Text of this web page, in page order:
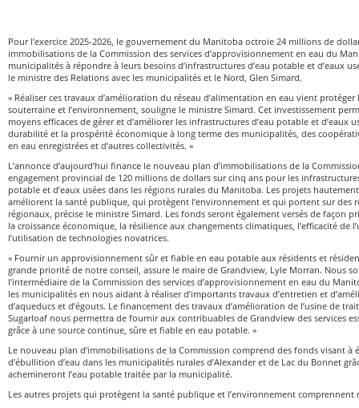
Pour l’exercice 2025-2026, le gouvernement du Manitoba octroie 24 millions de
immobilisations de la Commission des services d’approvisionnement en eau du
municipalités à répondre à leurs besoins d’infrastructures d’eau potable et d’eaux
le ministre des Relations avec les municipalités et le Nord, Glen Simard.
« Réaliser ces travaux d’amélioration du réseau d’alimentation en eau vient protéger
souterraine et l’environnement, souligne le ministre Simard. Cet investissement
moyens efficaces de gérer et d’améliorer les infrastructures d’eau potable et d’eaux
durabilité et la prospérité économique à long terme des municipalités, des
en eau enregistrées et d’autres collectivités. »
L’annonce d’aujourd’hui finance le nouveau plan d’immobilisations de la
engagement provincial de 120 millions de dollars sur cinq ans pour les
potable et d’eaux usées dans les régions rurales du Manitoba. Les projets
améliorent la santé publique, qui protègent l’environnement et qui portent sur des
régionaux, précise le ministre Simard. Les fonds seront également versés de façon
la croissance économique, la résilience aux changements climatiques, l’efficacité de
l’utilisation de technologies novatrices.
« Fournir un approvisionnement sûr et fiable en eau potable aux résidents et
grande priorité de notre conseil, assure le maire de Grandview, Lyle Morran. Nous
l’intermédiaire de la Commission des services d’approvisionnement en eau du
les municipalités en nous aidant à réaliser d’importants travaux d’entretien et
d’aqueducs et d’égouts. Le financement des travaux d’amélioration de l’usine de
Sugarloaf nous permettra de fournir aux contribuables de Grandview des services
grâce à une source continue, sûre et fiable en eau potable. »
Le nouveau plan d’immobilisations de la Commission comprend des fonds visant à
d’ébullition d’eau dans les municipalités rurales d’Alexander et de Lac du Bonnet
achemineront l’eau potable traitée par la municipalité.
Les autres projets qui protègent la santé publique et l’environnement comprennent